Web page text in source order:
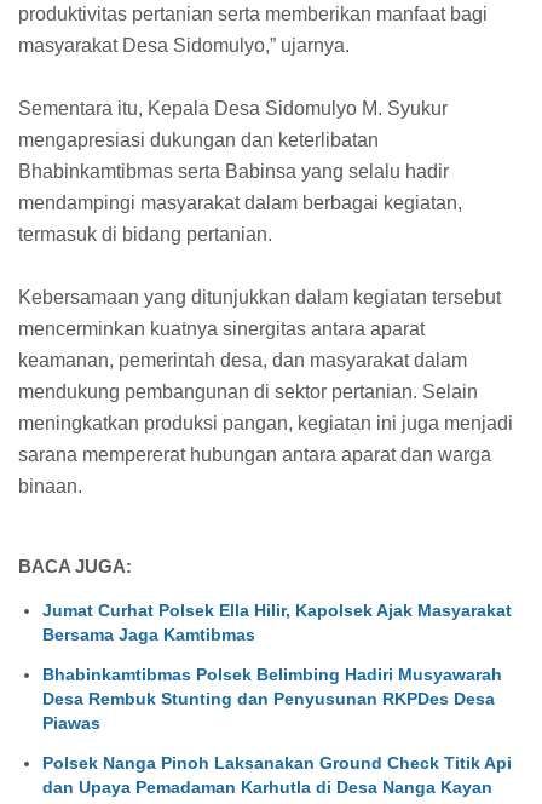
produktivitas pertanian serta memberikan manfaat bagi
masyarakat Desa Sidomulyo,” ujarnya.
Sementara itu, Kepala Desa Sidomulyo M. Syukur
mengapresiasi dukungan dan keterlibatan
Bhabinkamtibmas serta Babinsa yang selalu hadir
mendampingi masyarakat dalam berbagai kegiatan,
termasuk di bidang pertanian.
Kebersamaan yang ditunjukkan dalam kegiatan tersebut
mencerminkan kuatnya sinergitas antara aparat
keamanan, pemerintah desa, dan masyarakat dalam
mendukung pembangunan di sektor pertanian. Selain
meningkatkan produksi pangan, kegiatan ini juga menjadi
sarana mempererat hubungan antara aparat dan warga
binaan.
BACA JUGA:
Jumat Curhat Polsek Ella Hilir, Kapolsek Ajak Masyarakat
Bersama Jaga Kamtibmas
Bhabinkamtibmas Polsek Belimbing Hadiri Musyawarah
Desa Rembuk Stunting dan Penyusunan RKPDes Desa
Piawas
Polsek Nanga Pinoh Laksanakan Ground Check Titik Api
dan Upaya Pemadaman Karhutla di Desa Nanga Kayan